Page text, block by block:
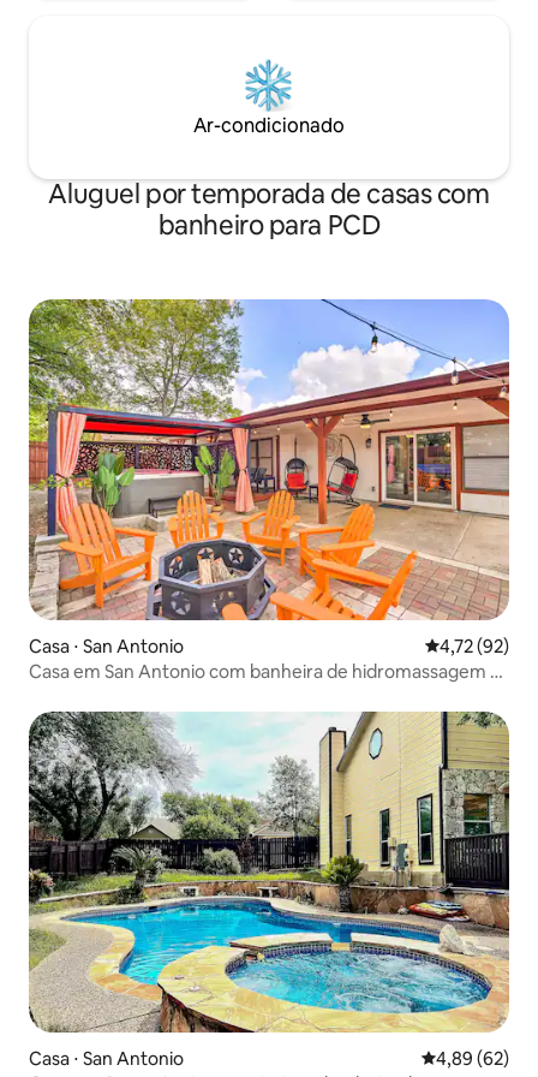
Ar-condicionado
Aluguel por temporada de casas com
banheiro para PCD
Casa ⋅ San Antonio 4,72 de uma
4,72 (92)
Casa em San Antonio com banheira de hidromassagem e
Casa ⋅ San Antonio 4,89 de uma
4,89 (62)